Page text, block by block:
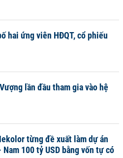
hai ứng viên HĐQT, cổ phiếu
lần đầu tham gia vào hệ
từng đề xuất làm dự án
100 tỷ USD bằng vốn tự có